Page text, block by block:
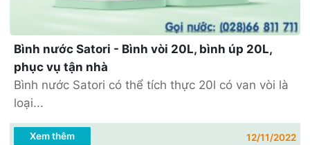
Bình nước Satori - Bình vòi 20L, bình úp 20L,
phục vụ tận nhà
Bình nước Satori có thể tích thực 20l có van vòi là
loại...
Xem thêm 12/11/2022